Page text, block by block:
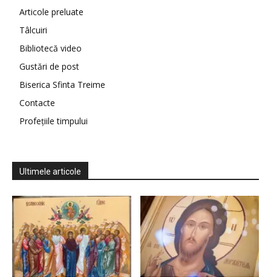
Articole preluate
Tâlcuiri
Bibliotecă video
Gustări de post
Biserica Sfinta Treime
Contacte
Profețiile timpului
Ultimele articole